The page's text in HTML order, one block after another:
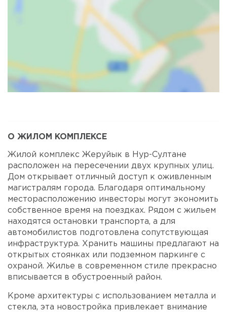
О ЖИЛОМ КОМПЛЕКСЕ
Жилой комплекс Жеруйык в Нур-Султане
расположен на пересечении двух крупных улиц.
Дом открывает отличный доступ к оживленным
магистралям города. Благодаря оптимальному
месторасположению инвесторы могут экономить
собственное время на поездках. Рядом с жильем
находятся остановки транспорта, а для
автомобилистов подготовлена сопутствующая
инфраструктура. Хранить машины предлагают на
открытых стоянках или подземном паркинге с
охраной. Жилье в современном стиле прекрасно
вписывается в обустроенный район.
Кроме архитектуры с использованием металла и
стекла, эта новостройка привлекает внимание